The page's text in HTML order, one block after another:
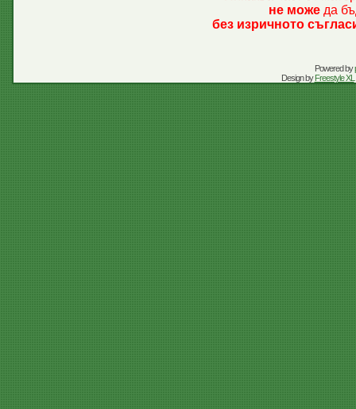
не може да
без изричното
Powered by
Design byFreestyle XL